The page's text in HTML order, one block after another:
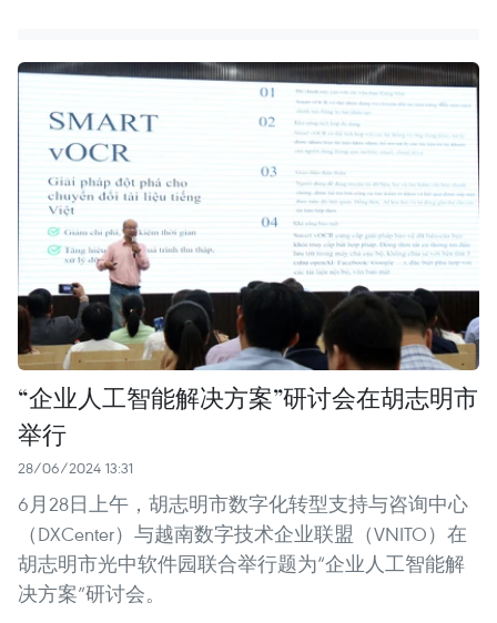
“企业人工智能解决方案”研讨会在胡志明市
举行
28/06/2024 13:31
6月28日上午，胡志明市数字化转型支持与咨询中心
（DXCenter）与越南数字技术企业联盟（VNITO）在
胡志明市光中软件园联合举行题为“企业人工智能解
决方案”研讨会。